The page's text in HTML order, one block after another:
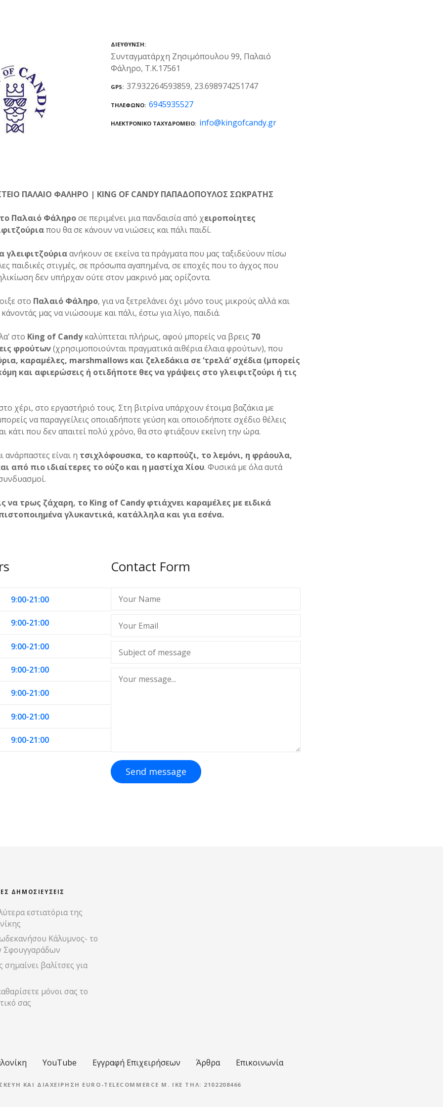
ΔΙΕΎΘΥΝΣΗ
Συνταγματάρχη Ζησιμόπουλου 99, Παλαιό
Φάληρο, Τ.Κ.17561
GPS 37.932264593859, 23.698974251747
ΤΗΛΈΦΩΝΟ 6945935527
ΗΛΕΚΤΡΟΝΙΚΌ ΤΑΧΥΔΡΟΜΕΊΟ info@kingofcandy.gr
ΠΑΛΑΙΟ ΦΑΛΗΡΟ | KING OF CANDY ΠΑΠΑΔΟΠΟΥΛΟΣ ΣΩΚΡΑΤΗΣ
Παλαιό Φάληροσε περιμένει μια πανδαισία από χειροποίητες
που θα σε κάνουν να νιώσεις και πάλι παιδί.
γλειφιτζούριαανήκουν σε εκείνα τα πράγματα που μας ταξιδεύουν πίσω
παιδικές στιγμές, σε πρόσωπα αγαπημένα, σε εποχές που το άγχος που
δεν υπήρχαν ούτε στον μακρινό μας ορίζοντα.
στο Παλαιό Φάληρο, για να ξετρελάνει όχι μόνο τους μικρούς αλλά και
μας να νιώσουμε και πάλι, έστω για λίγο, παιδιά.
στο King of Candyκαλύπτεται πλήρως, αφού μπορείς να βρεις 70
φρούτων(χρησιμοποιούνται πραγματικά αιθέρια έλαια φρούτων), που
καραμέλες, marshmallows και ζελεδάκια σε ‘τρελά’ σχέδια (μπορείς
και αφιερώσεις ή οτιδήποτε θες να γράψεις στο γλειφιτζούρι ή τις
χέρι, στο εργαστήριό τους. Στη βιτρίνα υπάρχουν έτοιμα βαζάκια με
να παραγγείλεις οποιαδήποτε γεύση και οποιοδήποτε σχέδιο θέλεις
κάτι που δεν απαιτεί πολύ χρόνο, θα στο φτιάξουν εκείνη την ώρα.
ανάρπαστες είναι η τσιχλόφουσκα, το καρπούζι, το λεμόνι, η φράουλα,
από πιο ιδιαίτερες το ούζο και η μαστίχα Χίου. Φυσικά με όλα αυτά
να τρως ζάχαρη, το King of Candy φτιάχνει καραμέλες με ειδικά
γλυκαντικά, κατάλληλα και για εσένα.
9:00-21:00
9:00-21:00
9:00-21:00
9:00-21:00
9:00-21:00
9:00-21:00
9:00-21:00
Contact Form
Send message
ΔΗΜΟΣΙΕΎΣΕΙΣ
εστιατόρια της
Κάλυμνος- το
Σφουγγαράδων
σημαίνει βαλίτσες για
μόνοι σας το
σας
YouTube Εγγραφή Επιχειρήσεων Άρθρα Επικοινωνία
ΚΑΙ ΔΙΑΧΕΊΡΗΣΗ EURO-TELECOMMERCE M. IKE ΤΗΛ: 2102208466